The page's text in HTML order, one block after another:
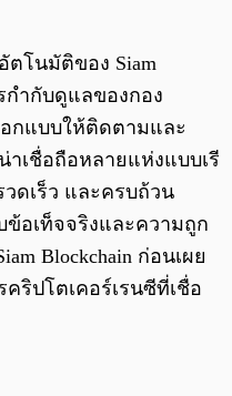
ตโนมัติของ Siam
กำกับดูแลของกอง
กแบบให้ติดตามและ
เชื่อถือหลายแห่งแบบเรี
ดเร็ว และครบถ้วน
อเท็จจริงและความถูก
Blockchain ก่อนเผย
ริปโตเคอร์เรนซีที่เชื่อ